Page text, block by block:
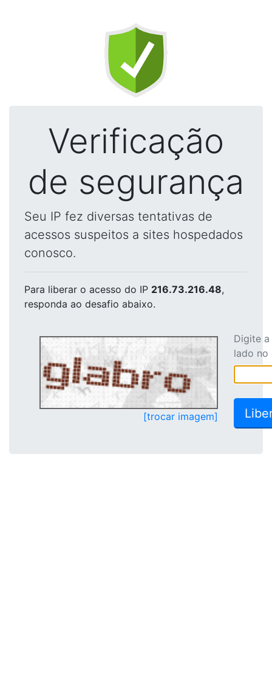
Verificação
de segurança
Seu IP fez diversas tentativas de
acessos suspeitos a sites hospedados
conosco.
Para liberar o acesso do IP 216.73.216.48,
responda ao desafio abaixo.
[trocar imagem]
Digite
lado no